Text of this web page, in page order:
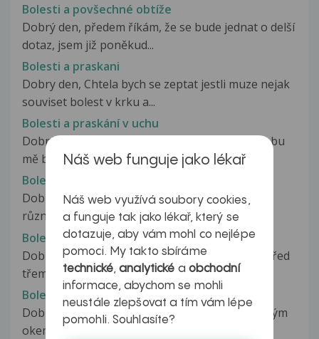
Bolesti a povšechné obtíže
Dobrý den, předem říkám, že se bude jednat o delší
dotaz, jsem již poněkud...
Bolesti a praskani
Dobry den, Chtela bych se zeptat jestli muze nejak
souviset bolest v krku a...
Bolesti a praskání v uchu
Dobrý den, mám takovýto problém.. již delší dobu
mě bolí ucho, new nijak závratně,...
Bolesti a problémy se zády aj.
Dobrý den Prosím o radu. Od dubna procházím
různými problémy a chodím po doktorech....
Bolesti a překrvení šourku
Dobrý den, mám následující problém. Zhruba před
třemi měsíci jsem zničeho...
Bolesti a slzení oka
Dobrý den, v poslední době mám problém s levým
okem, které mě pobolívá a často...
Náš web funguje jako lékař
Náš web využívá soubory cookies,
a funguje tak jako lékař, který se
dotazuje, aby vám mohl co nejlépe
pomoci. My takto sbíráme
technické,analytické a obchodní
informace, abychom se mohli
neustále zlepšovat a tím vám lépe
pomohli. Souhlasíte?